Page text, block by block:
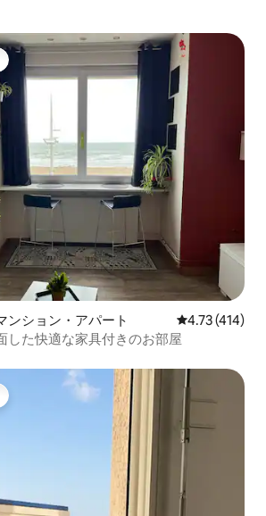
イスです。
ンション・アパート レビュー414
4.73 (414)
した快適な家具付きのお部屋
イスです。